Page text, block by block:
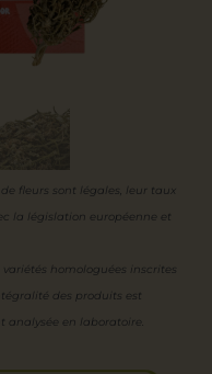
fleurs sont légales, leur taux
la législation européenne et
homologuées inscrites
des produits est
en laboratoire.